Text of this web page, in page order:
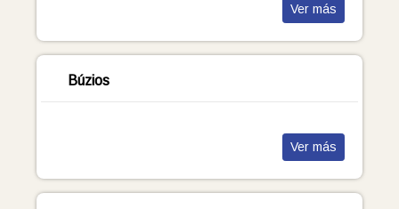
Ver más
Búzios
Ver más